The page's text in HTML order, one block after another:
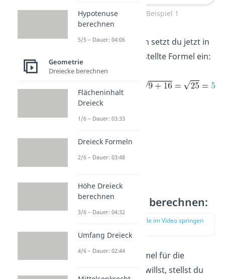
a²+b²=c² Beispiel 1
Die beiden Zahlen setzt du jetzt in
umgestellte Formel ein:
2. Kathete berechnen:
zur Stelle im Video springen
Wenn du die Formel für die
haben willst, stellst du
Hypotenuse
berechnen
5/5 – Dauer: 04:06
Geometrie
Dreiecke berechnen
Flächeninhalt
Dreieck
1/6 – Dauer: 03:33
Dreieck Formeln
2/6 – Dauer: 03:48
Höhe Dreieck
berechnen
3/6 – Dauer: 04:32
Umfang Dreieck
4/6 – Dauer: 02:44